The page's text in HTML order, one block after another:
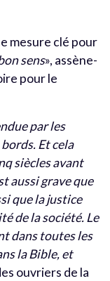
mesure clé pour
sens», assène-
pour le
par les
Et cela
siècles avant
aussi grave que
que la justice
de la société. Le
dans toutes les
la Bible, et
ouvriers de la